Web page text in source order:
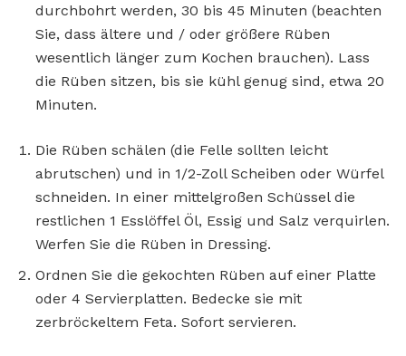
durchbohrt werden, 30 bis 45 Minuten (beachten
Sie, dass ältere und / oder größere Rüben
wesentlich länger zum Kochen brauchen). Lass
die Rüben sitzen, bis sie kühl genug sind, etwa 20
Minuten.
Die Rüben schälen (die Felle sollten leicht
abrutschen) und in 1/2-Zoll Scheiben oder Würfel
schneiden. In einer mittelgroßen Schüssel die
restlichen 1 Esslöffel Öl, Essig und Salz verquirlen.
Werfen Sie die Rüben in Dressing.
Ordnen Sie die gekochten Rüben auf einer Platte
oder 4 Servierplatten. Bedecke sie mit
zerbröckeltem Feta. Sofort servieren.